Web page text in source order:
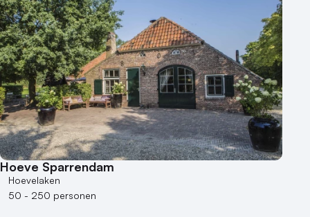
Hoeve Sparrendam
Hoevelaken
50 - 250 personen